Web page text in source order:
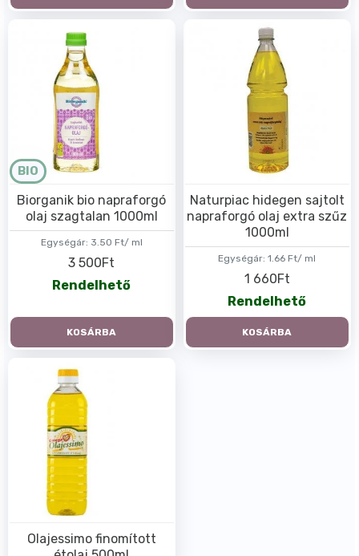
BIO
Egységár: 3.50 Ft/ ml
Biorganik bio napraforgó
olaj szagtalan 1000ml
3 500Ft
Rendelhető
KOSÁRBA
Egységár: 1.66 Ft/ ml
Naturpiac hidegen sajtolt
napraforgó olaj extra szűz
1000ml
1 660Ft
Rendelhető
KOSÁRBA
Olajessimo finomított